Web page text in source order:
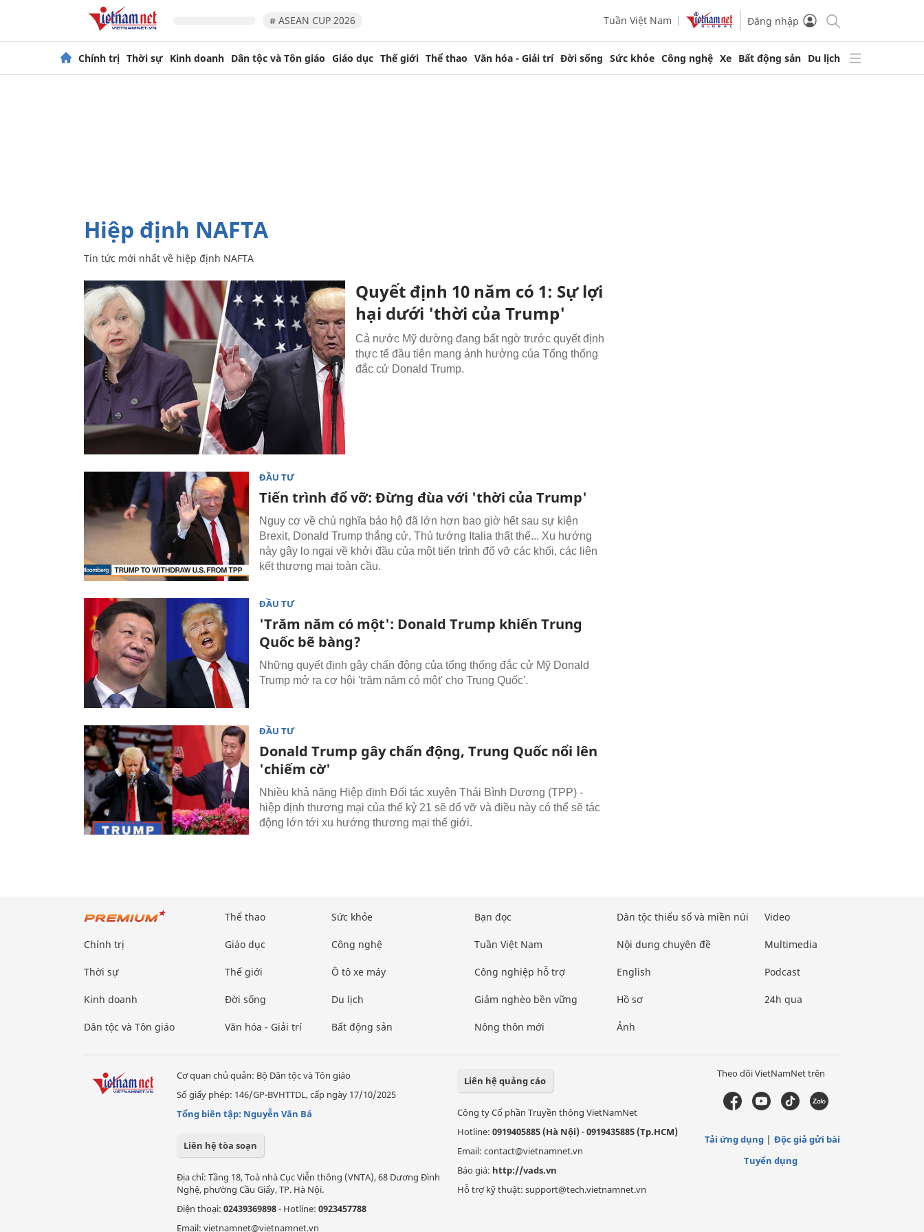
# ASEAN CUP 2026 Tuần Việt Nam Đăng nhập
Chính trị Thời sự Kinh doanh Dân tộc và Tôn giáo Giáo dục Thế giới Thể thao Văn hóa - Giải trí Đời sống Sức khỏe Công nghệ Xe Bất động sản Du lịch
hiệp định NAFTA
Tin tức mới nhất về hiệp định NAFTA
Quyết định 10 năm có 1: Sự lợi
hại dưới 'thời của Trump'
Cả nước Mỹ dường đang bất ngờ trước quyết định
thực tế đầu tiên mang ảnh hưởng của Tổng thống
đắc cử Donald Trump.
ĐẦU TƯ
Tiến trình đổ vỡ: Đừng đùa với 'thời của Trump'
Nguy cơ về chủ nghĩa bảo hộ đã lớn hơn bao giờ hết sau sự kiện
Brexit, Donald Trump thắng cử, Thủ tướng Italia thất thế... Xu hướng
này gây lo ngại về khởi đầu của một tiến trình đổ vỡ các khối, các liên
kết thương mại toàn cầu.
ĐẦU TƯ
'Trăm năm có một': Donald Trump khiến Trung
Quốc bẽ bàng?
Những quyết định gây chấn động của tổng thống đắc cử Mỹ Donald
Trump mở ra cơ hội 'trăm năm có một' cho Trung Quốc'.
ĐẦU TƯ
Donald Trump gây chấn động, Trung Quốc nổi lên
'chiếm cờ'
Nhiều khả năng Hiệp định Đối tác xuyên Thái Bình Dương (TPP) -
hiệp định thương mại của thế kỷ 21 sẽ đổ vỡ và điều này có thể sẽ tác
động lớn tới xu hướng thương mại thế giới.
Chính trị
Thời sự
Kinh doanh
Dân tộc và Tôn giáo
Thể thao
Giáo dục
Thế giới
Đời sống
Văn hóa - Giải trí
Sức khỏe
Công nghệ
Ô tô xe máy
Du lịch
Bất động sản
Bạn đọc
Tuần Việt Nam
Công nghiệp hỗ trợ
Giảm nghèo bền vững
Nông thôn mới
Dân tộc thiểu số và miền núi
Nội dung chuyên đề
English
Hồ sơ
Ảnh
Video
Multimedia
Podcast
24h qua
Cơ quan chủ quản: Bộ Dân tộc và Tôn giáo
Số giấy phép: 146/GP-BVHTTDL, cấp ngày 17/10/2025
Tổng biên tập: Nguyễn Văn Bá
Liên hệ tòa soạn
Địa chỉ: Tầng 18, Toà nhà Cục Viễn thông (VNTA), 68 Dương Đình
Nghệ, phường Cầu Giấy, TP. Hà Nội.
Điện thoại: 02439369898- Hotline: 0923457788
Email: vietnamnet@vietnamnet.vn
Liên hệ quảng cáo
Công ty Cổ phần Truyền thông VietNamNet
Hotline: 0919405885 (Hà Nội)-0919435885 (Tp.HCM)
Email: contact@vietnamnet.vn
Báo giá: http://vads.vn
Hỗ trợ kỹ thuật: support@tech.vietnamnet.vn
Theo dõi VietNamNet trên
Tải ứng dụng
Độc giả gửi bài
Tuyển dụng